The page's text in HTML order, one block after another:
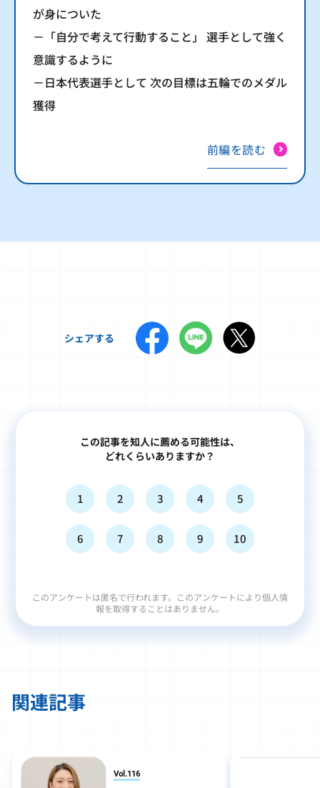
が身についた
－「自分で考えて行動すること」 選手として強く
意識するように
－日本代表選手として 次の目標は五輪でのメダル
獲得
前編を読む
シェアする
この記事を知人に薦める可能性は、
どれくらいありますか？
1 2 3 4 5
6 7 8 9 10
このアンケートは匿名で行われます。このアンケートにより個人情
報を取得することはありません。
関連記事
Vol.116